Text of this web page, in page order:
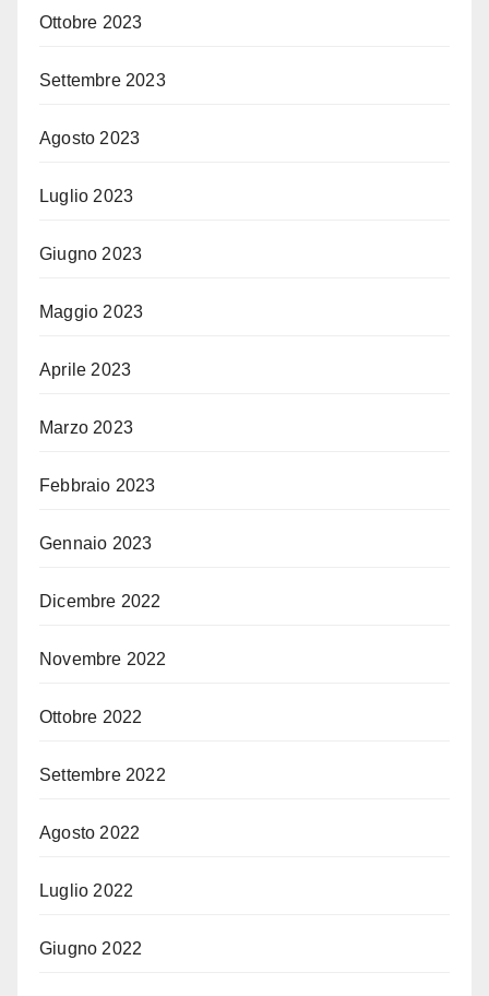
Ottobre 2023
Settembre 2023
Agosto 2023
Luglio 2023
Giugno 2023
Maggio 2023
Aprile 2023
Marzo 2023
Febbraio 2023
Gennaio 2023
Dicembre 2022
Novembre 2022
Ottobre 2022
Settembre 2022
Agosto 2022
Luglio 2022
Giugno 2022